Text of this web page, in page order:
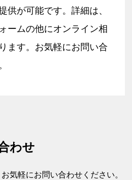
供が可能です。詳細は、
ームの他にオンライン相
ます。お気軽にお問い合
わせ
気軽にお問い合わせください。